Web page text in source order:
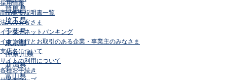
群馬県
埼玉県
千葉県
東京都
神奈川県
新潟県
富山県
採用情報
商品概要説明書一覧
法人のお客さま
インターネットバンキング
イオン銀行とお取引のある企業・事業主のみなさま
支店名について
サイトの利用について
各種お手続き